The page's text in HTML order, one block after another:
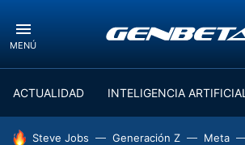
MENÚ
ACTUALIDAD INTELIGENCIA ARTIFICIAL
HOY SE HABLA DE
Steve Jobs Generación Z Meta